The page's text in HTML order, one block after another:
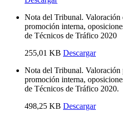
Nota del Tribunal. Valoración
promoción interna,
de Técnicos de Tráfico 2020
255,01 KB Descargar
Nota del Tribunal. Valoración
promoción interna,
de Técnicos de Tráfico 2020.
498,25 KB Descargar